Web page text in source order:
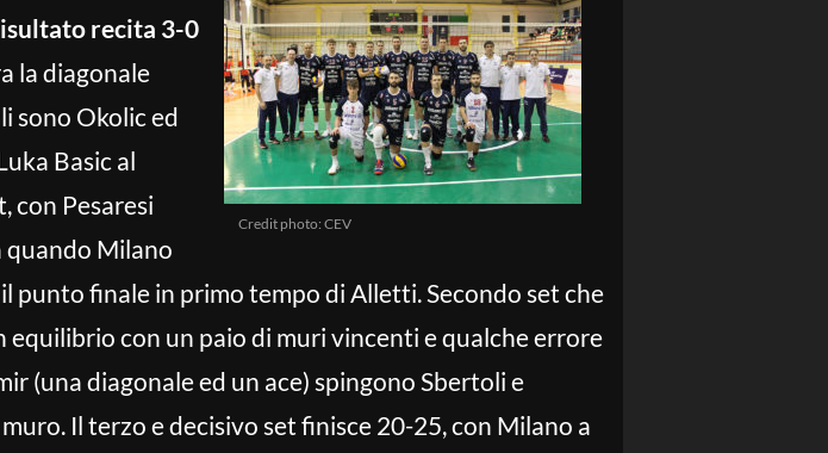
Credit photo: CEV
recita 3-0
la diagonale
sono Okolic ed
Basic al
con Pesaresi
quando Milano
punto finale in primo tempo di Alletti. Secondo set che
equilibrio con un paio di muri vincenti e qualche errore
(una diagonale ed un ace) spingono Sbertoli e
Il terzo e decisivo set finisce 20-25, con Milano a